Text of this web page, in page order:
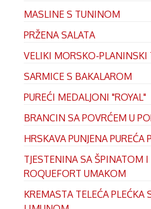
MASLINE S TUNINOM
PRŽENA SALATA
VELIKI MORSKO-PLANINSKI
SARMICE S BAKALAROM
PUREĆI MEDALJONI "ROYAL"
BRANCIN SA POVRĆEM U
HRSKAVA PUNJENA PUREĆA
TJESTENINA SA ŠPINATOM
ROQUEFORT UMAKOM
KREMASTA TELEĆA PLEĆKA